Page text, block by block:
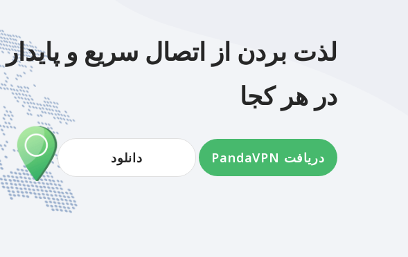
لذت بردن از اتصال سریع و پایدار
در هر کجا
دریافت PandaVPN دانلود